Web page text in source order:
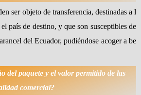
ser objeto de transferencia, destinadas a l
país de destino, y que son susceptibles de
del Ecuador, pudiéndose acoger a be
del paquete y el valor permitido de las
comercial?